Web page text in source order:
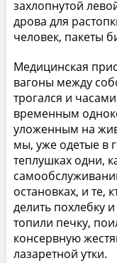
захлопнутой
дрова для
человек, пакеты
Медицинская
вагоны между
трогался и
временным
уложенным на
мы, уже одетые в
теплушках одни,
остановках, и те,
делить похлебку
топили печку,
консервную
лазаретной утки.